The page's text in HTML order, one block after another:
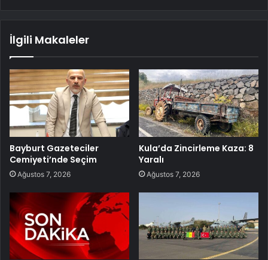
İlgili Makaleler
Bayburt Gazeteciler
Cemiyeti’nde Seçim
Ağustos 7, 2026
Kula’da Zincirleme Kaza: 8
Yaralı
Ağustos 7, 2026